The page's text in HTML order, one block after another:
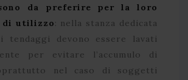
da preferire per la loro
di utilizzo: nella stanza dedicata
tendaggi devono essere lavati
per evitare l’accumulo di
nel caso di soggetti